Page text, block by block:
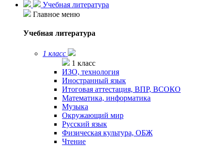
Учебная литература
Главное меню
Учебная литература
1 класс
1 класс
ИЗО, технология
Иностранный язык
Итоговая аттестация, ВПР, ВСОКО
Математика, информатика
Музыка
Окружающий мир
Русский язык
Физическая культура, ОБЖ
Чтение